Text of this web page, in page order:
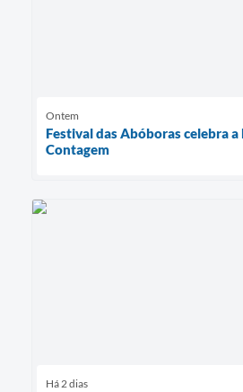
Ontem
Festival das Abóboras celebra
Contagem
Há 2 dias